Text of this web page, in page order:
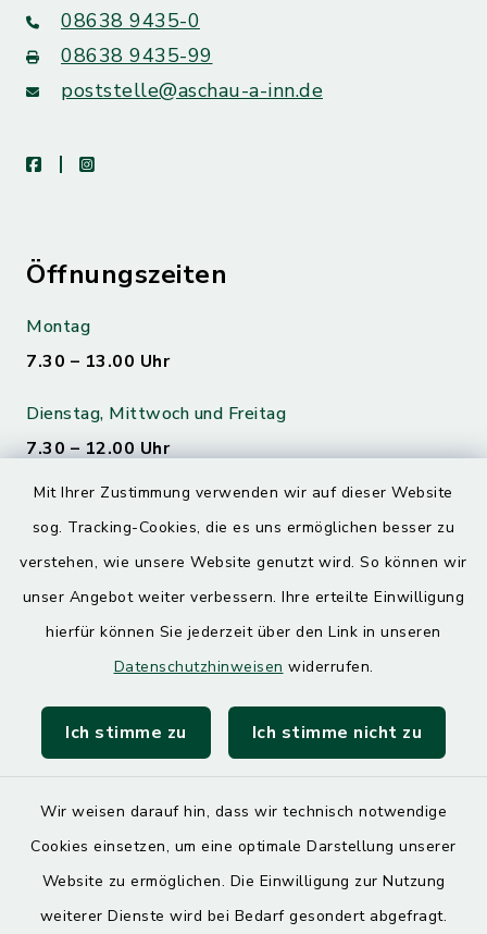
Mit Ihrer Zustimmung verwenden wir auf dieser Website
sog. Tracking-Cookies, die es uns ermöglichen besser zu
verstehen, wie unsere Website genutzt wird. So können wir
unser Angebot weiter verbessern. Ihre erteilte Einwilligung
hierfür können Sie jederzeit über den Link in unseren
Datenschutzhinweisen widerrufen.
Ich stimme zu Ich stimme nicht zu
Wir weisen darauf hin, dass wir technisch notwendige
Cookies einsetzen, um eine optimale Darstellung unserer
Website zu ermöglichen. Die Einwilligung zur Nutzung
weiterer Dienste wird bei Bedarf gesondert abgefragt.
08638 9435-0
08638 9435-99
poststelle@aschau-a-inn.de
facebookinstagram
Öffnungszeiten
Montag
7.30 – 13.00 Uhr
Dienstag, Mittwoch und Freitag
7.30 – 12.00 Uhr
Donnerstag
7.30 – 12.00 Uhr
13.00 – 17.30 Uhr
Quicklinks
SoNNe e. V.